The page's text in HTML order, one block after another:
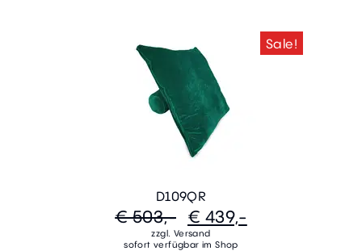
Sale!
D109QR
€ 503,- € 439,-
zzgl. Versand
sofort verfügbar im Shop